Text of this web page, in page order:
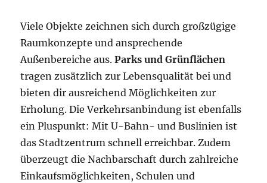
Viele Objekte zeichnen sich durch großzügige
Raumkonzepte und ansprechende
Außenbereiche aus.Parks und Grünflächen
tragen zusätzlich zur Lebensqualität bei und
bieten dir ausreichend Möglichkeiten zur
Erholung. Die Verkehrsanbindung ist ebenfalls
ein Pluspunkt: Mit U-Bahn- und Buslinien ist
das Stadtzentrum schnell erreichbar. Zudem
überzeugt die Nachbarschaft durch zahlreiche
Einkaufsmöglichkeiten, Schulen und